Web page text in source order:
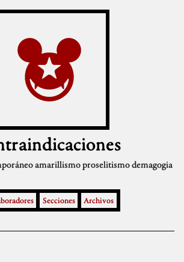
amarillismoproselitismodemagogia
Secciones Archivos